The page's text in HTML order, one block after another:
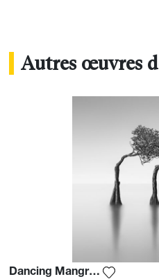
Autres œuvres
Dancing Mangrove Trees 2